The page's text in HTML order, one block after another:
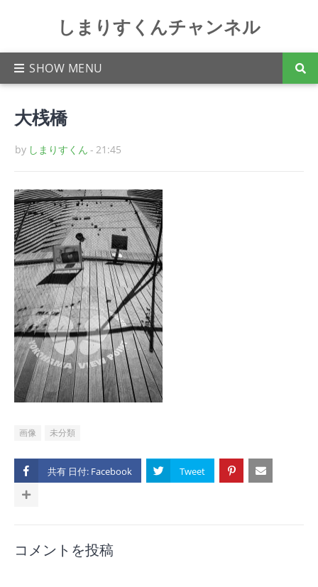
しまりすくんチャンネル
大桟橋
by しまりすくん - 21:45
画像 未分類
共有 日付:
コメントを投稿